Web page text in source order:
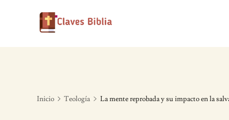
Inicio Teología La mente reprobada y su impacto en la